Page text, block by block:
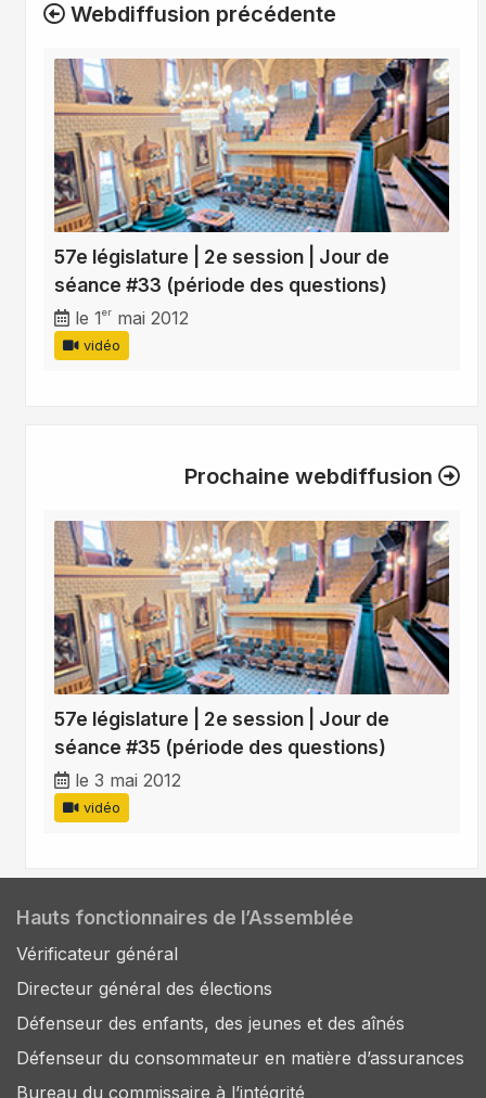
Webdiffusion précédente
57e législature | 2e session | Jour de
séance #33 (période des questions)
le 1er mai 2012
vidéo
Prochaine webdiffusion
57e législature | 2e session | Jour de
séance #35 (période des questions)
le 3 mai 2012
vidéo
Hauts fonctionnaires de l’Assemblée
Vérificateur général
Directeur général des élections
Défenseur des enfants, des jeunes et des aînés
Défenseur du consommateur en matière d’assurances
Bureau du commissaire à l’intégrité